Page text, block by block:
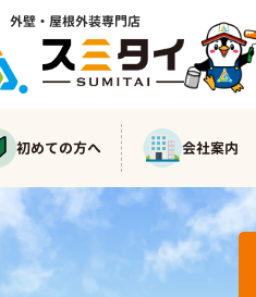
外壁・屋根外装専門店
初めての方へ 会社案内